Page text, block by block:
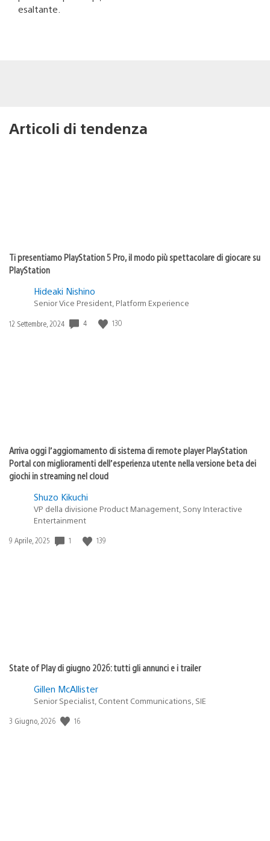
esaltante.
Articoli di tendenza
Ti presentiamo PlayStation 5 Pro, il modo più spettacolare di giocare su
PlayStation
Hideaki Nishino
Senior Vice President, Platform Experience
Data
12 Settembre, 2024 4 130
Arriva oggi l’aggiornamento di sistema di remote player PlayStation
Portal con miglioramenti dell’esperienza utente nella versione beta dei
giochi in streaming nel cloud
Shuzo Kikuchi
VP della divisione Product Management, Sony Interactive
Entertainment
Data
9 Aprile, 2025 1 139
State of Play di giugno 2026: tutti gli annunci e i trailer
Gillen McAllister
Senior Specialist, Content Communications, SIE
Data
3 Giugno, 2026 16